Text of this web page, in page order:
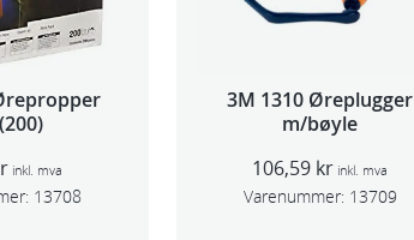
inkl. mva
13708
3M 1310 Øreplugger
m/bøyle
106,59 kr inkl. mva
Varenummer: 13709